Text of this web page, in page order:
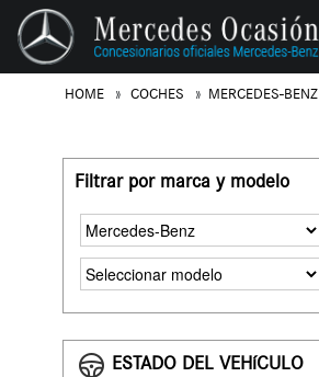
HOME COCHES MERCEDES-BENZ
Filtrar por marca y modelo
ESTADO DEL VEHíCULO